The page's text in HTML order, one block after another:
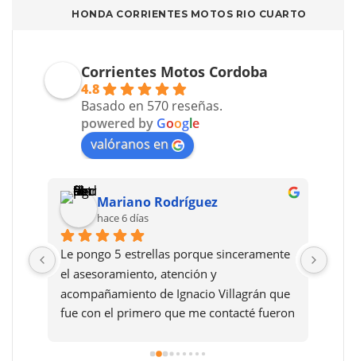
HONDA CORRIENTES MOTOS RIO CUARTO
Corrientes Motos Cordoba
4.8
Basado en 570 reseñas.
powered by Google
valóranos en
Mariano Rodríguez
hace 6 días
Le pongo 5 estrellas porque sinceramente
el asesoramiento, atención y
acompañamiento de Ignacio Villagrán que
fue con el primero que me contacté fueron
sucursal de villa María muy buena y la